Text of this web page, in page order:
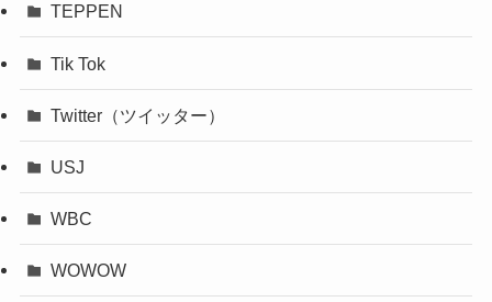
TEPPEN
Tik Tok
Twitter（ツイッター）
USJ
WBC
WOWOW